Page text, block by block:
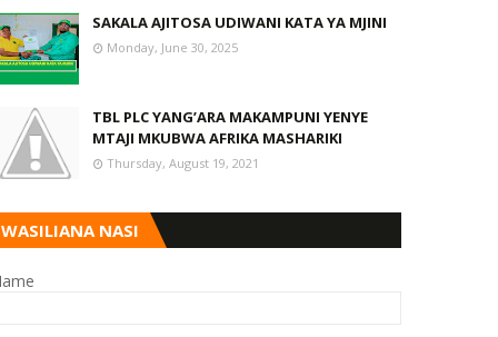
SAKALA AJITOSA UDIWANI KATA YA MJINI
Monday, June 30, 2025
TBL PLC YANG’ARA MAKAMPUNI YENYE
MTAJI MKUBWA AFRIKA MASHARIKI
Thursday, August 19, 2021
WASILIANA NASI